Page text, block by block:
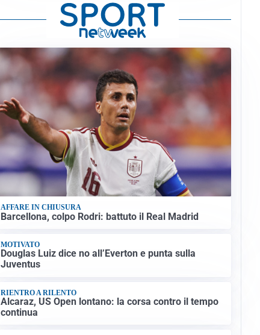
AFFARE IN CHIUSURA
Barcellona, colpo Rodri: battuto il Real Madrid
MOTIVATO
Douglas Luiz dice no all’Everton e punta sulla
Juventus
RIENTRO A RILENTO
Alcaraz, US Open lontano: la corsa contro il tempo
continua